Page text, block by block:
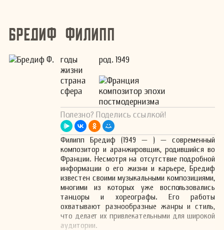
Бредиф Филипп
годы
жизни
род. 1949
страна
Франция
сфера
композитор эпохи
постмодернизма
Полезно? Поделись ссылкой!
Филипп Бредиф (1949 — ) — современный
композитор и аранжировщик, родившийся во
Франции. Несмотря на отсутствие подробной
информации о его жизни и карьере, Бредиф
известен своими музыкальными композициями,
многими из которых уже воспользовались
танцоры и хореографы. Его работы
охватывают разнообразные жанры и стиль,
что делает их привлекательными для широкой
аудитории.